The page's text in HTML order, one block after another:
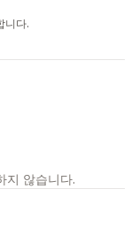
니다.
지 않습니다.